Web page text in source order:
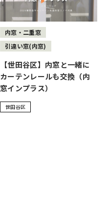
内窓・二重窓
引違い窓(内窓)
【世田谷区】内窓と一緒に
カーテンレールも交換（内
窓インプラス）
世田谷区